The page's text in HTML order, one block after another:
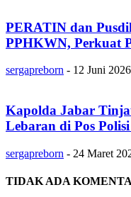
PERATIN dan
PPHKWN, Perkuat
sergapreborn - 12 Juni 2026
Kapolda Jabar
Lebaran di Pos
sergapreborn - 24 Maret
TIDAK ADA